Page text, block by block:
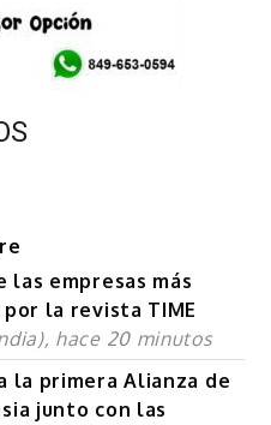
las empresas más
la revista TIME
hace 20 minutos
la primera Alianza de
junto con las